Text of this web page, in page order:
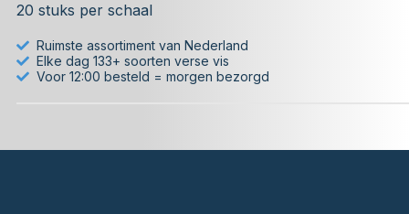
20 stuks per schaal
Ruimste assortiment van Nederland
Elke dag 133+ soorten verse vis
Voor 12:00 besteld = morgen bezorgd